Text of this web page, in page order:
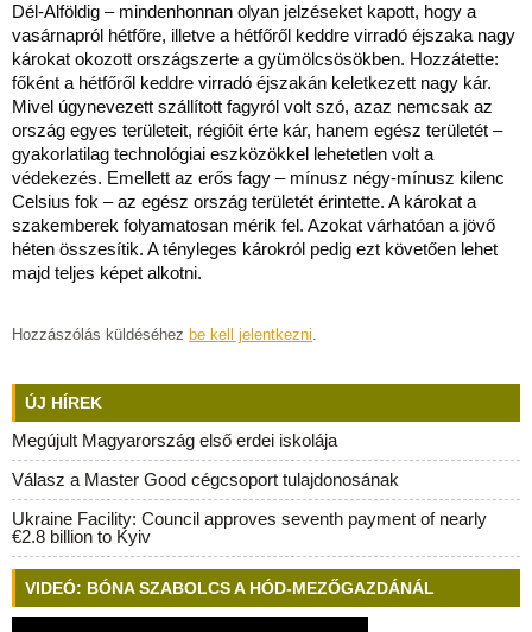
Dél-Alföldig – mindenhonnan olyan jelzéseket kapott, hogy a
vasárnapról hétfőre, illetve a hétfőről keddre virradó éjszaka nagy
károkat okozott országszerte a gyümölcsösökben. Hozzátette:
főként a hétfőről keddre virradó éjszakán keletkezett nagy kár.
Mivel úgynevezett szállított fagyról volt szó, azaz nemcsak az
ország egyes területeit, régióit érte kár, hanem egész területét –
gyakorlatilag technológiai eszközökkel lehetetlen volt a
védekezés. Emellett az erős fagy – mínusz négy-mínusz kilenc
Celsius fok – az egész ország területét érintette. A károkat a
szakemberek folyamatosan mérik fel. Azokat várhatóan a jövő
héten összesítik. A tényleges károkról pedig ezt követően lehet
majd teljes képet alkotni.
Hozzászólás küldéséhez be kell jelentkezni.
ÚJ HÍREK
Megújult Magyarország első erdei iskolája
Válasz a Master Good cégcsoport tulajdonosának
Ukraine Facility: Council approves seventh payment of nearly
€2.8 billion to Kyiv
VIDEÓ: BÓNA SZABOLCS A HÓD-MEZŐGAZDÁNÁL